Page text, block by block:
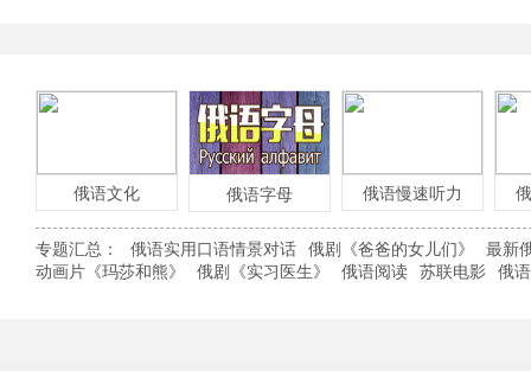
俄语文化 俄语字母 俄语慢速听力
专题汇总： 俄语实用口语情景对话 俄剧《爸爸的女儿们》
最新
动画片《玛莎和熊》
俄剧《实习医生》 俄语阅读 苏联电影 俄